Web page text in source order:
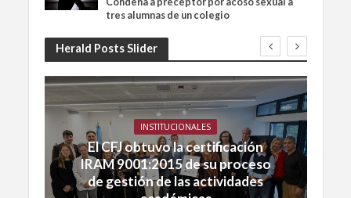
tres alumnas de un colegio
Herald Posts Slider
INSTITUCIONALES
El CFJ obtuvo la certificación
IRAM 9001:2015 de su proceso
de gestión de las actividades